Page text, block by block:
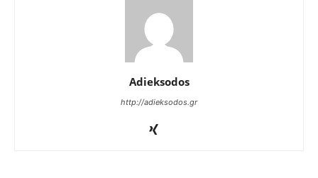
Adieksodos
http://adieksodos.gr